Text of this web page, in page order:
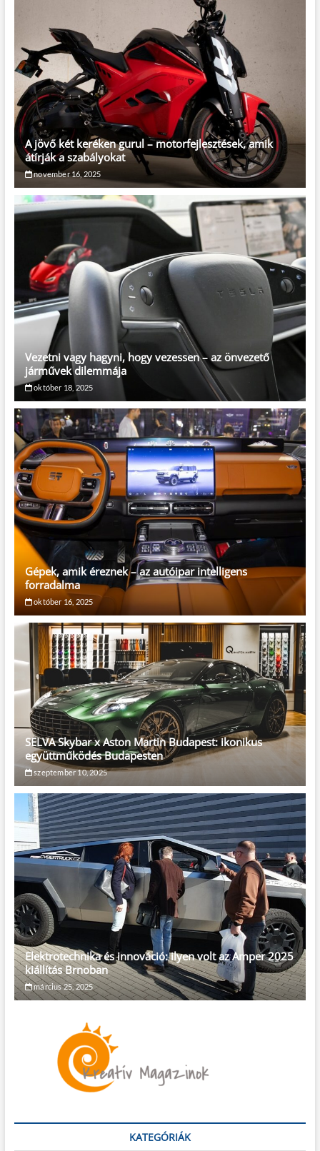
A jövő két keréken gurul – motorfejlesztések, amik
átírják a szabályokat
november 16, 2025
Vezetni vagy hagyni, hogy vezessen – az önvezető
járművek dilemmája
október 18, 2025
Gépek, amik éreznek – az autóipar intelligens
forradalma
október 16, 2025
SELVA Skybar x Aston Martin Budapest: ikonikus
együttműködés Budapesten
szeptember 10, 2025
Elektrotechnika és innováció: ilyen volt az Amper 2025
kiállítás Brnoban
március 25, 2025
KATEGÓRIÁK